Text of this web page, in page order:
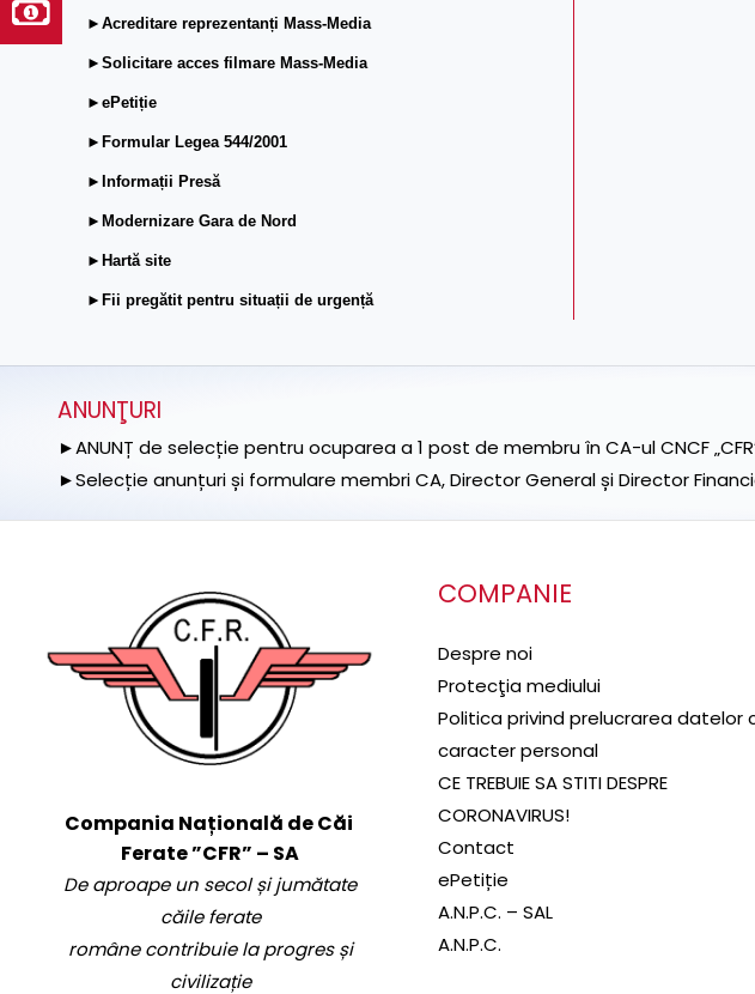
►Acreditare reprezentanți Mass-Media
►Solicitare acces filmare Mass-Media
►ePetiție
►Formular Legea 544/2001
►Informații Presă
►Modernizare Gara de Nord
►Hartă site
►Fii pregătit pentru situații de urgență
ANUNŢURI
►ANUNȚ de selecție pentru ocuparea a 1 post de membru în CA-ul CNCF
►Selecție anunțuri și formulare membri CA, Director General și Director
Compania Națională de Căi
Ferate ”CFR” – SA
De aproape un secol și jumătate
căile ferate
române contribuie la progres și
civilizație
COMPANIE
Despre noi
Protecţia mediului
Politica privind prelucrarea datelor
caracter personal
CE TREBUIE SA STITI DESPRE
CORONAVIRUS!
Contact
ePetiție
A.N.P.C. – SAL
A.N.P.C.